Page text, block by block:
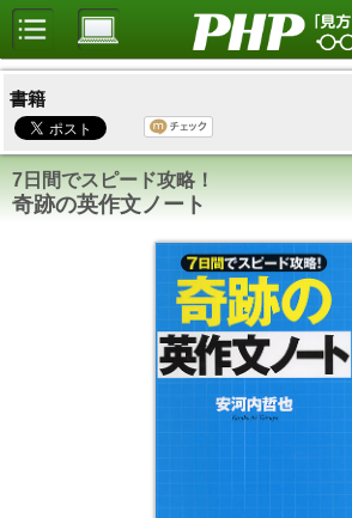
書籍
7日間でスピード攻略！
奇跡の英作文ノート